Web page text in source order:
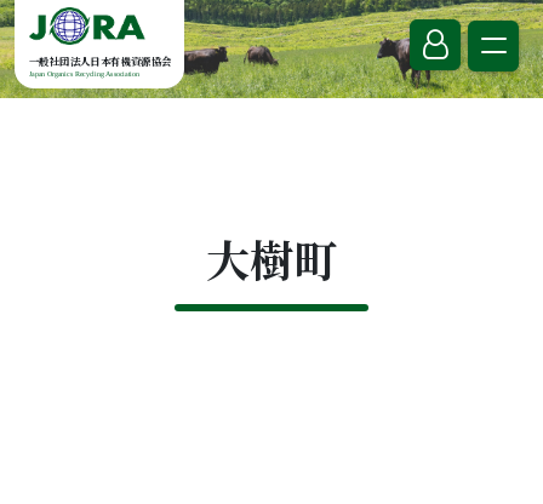
Skip to content
一般社団法人日本有機資源協会
Japan Organics Recycling Association
大樹町